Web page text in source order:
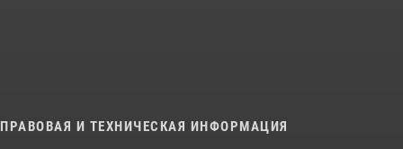
ПРАВОВАЯ И ТЕХНИЧЕСКАЯ ИНФОРМАЦИЯ